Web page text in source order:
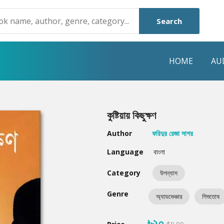
Search
HOME
Humayun Ahmed
Mouri Morium
Hot & New
কুষ্টিয়ায় কিছুক্ষণ
Author
ফরিদুর রেজা সাগর
Language
বাংলা
Category উপন্যাস
Genre অ্যাডভেঞ্চার শিশুতোষ